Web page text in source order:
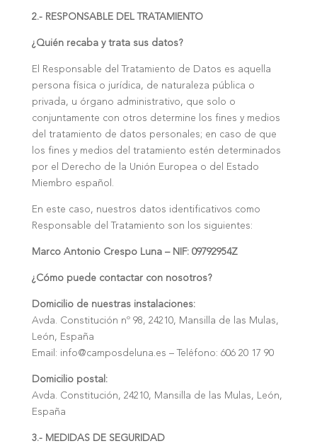
2.- RESPONSABLE DEL TRATAMIENTO
¿Quién recaba y trata sus datos?
El Responsable del Tratamiento de Datos es aquella
persona física o jurídica, de naturaleza pública o
privada, u órgano administrativo, que solo o
conjuntamente con otros determine los fines y medios
del tratamiento de datos personales; en caso de que
los fines y medios del tratamiento estén determinados
por el Derecho de la Unión Europea o del Estado
Miembro español.
En este caso, nuestros datos identificativos como
Responsable del Tratamiento son los siguientes:
Marco Antonio Crespo Luna – NIF:09792954Z
¿Cómo puede contactar con nosotros?
Domicilio de nuestras instalaciones:
Avda. Constitución nº 98, 24210, Mansilla de las Mulas,
León, España
Email: info@camposdeluna.es – Teléfono: 606 20 17 90
Domicilio postal:
Avda. Constitución, 24210, Mansilla de las Mulas, León,
España
3.- MEDIDAS DE SEGURIDAD